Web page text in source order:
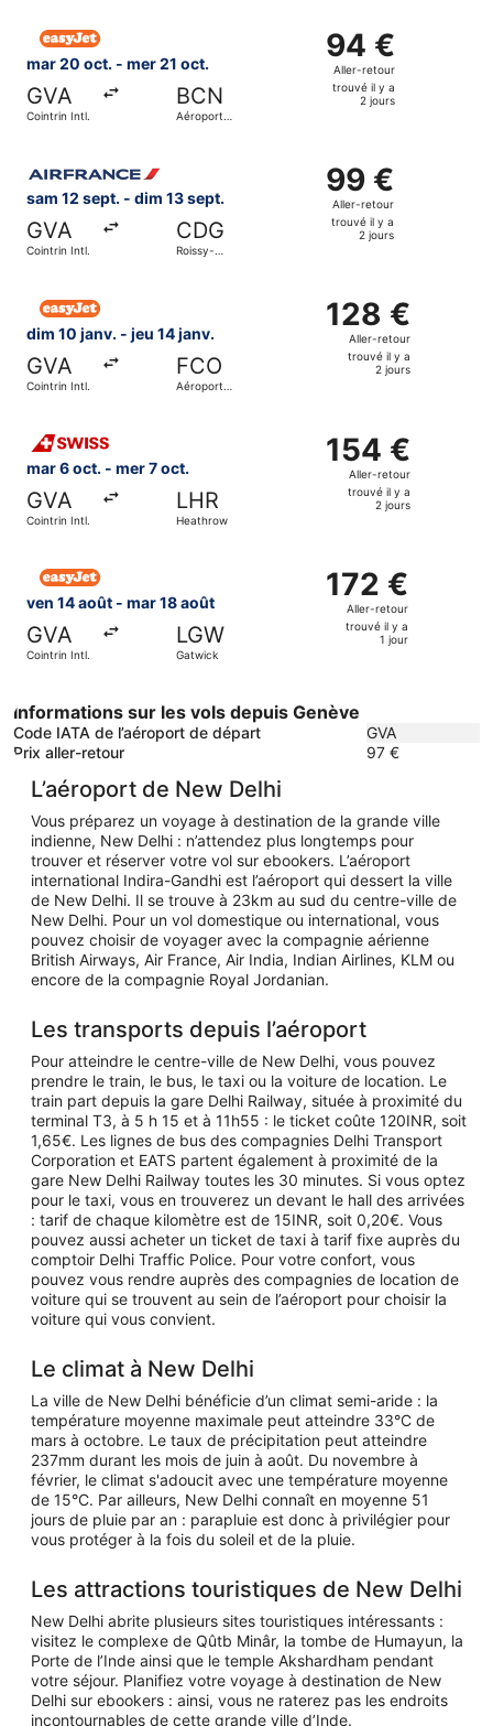
a
2
jours
mar 20 oct. - mer 21 oct.
GVA
Cointrin Intl.
BCN
Aéroport
94 €
Aller-
retour,
trouvé
a
2
jours
94 €
Aller-retour
trouvé il y a
2 jours
Sélectionner le vol easyJet, décollant le mar 20 oct.
sam 12 sept. - dim 13 sept.
GVA
Cointrin Intl.
CDG
Roissy-
99 €
Aller-
retour,
trouvé
a
2
jours
99 €
Aller-retour
trouvé il y a
2 jours
dim 10 janv. - jeu 14 janv.
GVA
Cointrin Intl.
FCO
Aéroport
128 €
Aller-
retour,
trouvé
a
2
jours
128 €
Aller-retour
trouvé il y a
2 jours
mar 6 oct. - mer 7 oct.
GVA
Cointrin Intl.
LHR
Heathrow
154 €
Aller-
retour,
trouvé
a
2
jours
154 €
Aller-retour
trouvé il y a
2 jours
ven 14 août - mar 18 août
GVA
Cointrin Intl.
LGW
Gatwick
172 €
Aller-
retour,
a
172 €
Aller-retour
trouvé il y a
1 jour
Informations sur les vols depuis Genève
Code IATA de l’aéroport de départ
GVA
Prix aller-retour
97 €
L’aéroport de New Delhi
Vous préparez un voyage à destination de la grande ville
indienne, New Delhi : n’attendez plus longtemps pour
trouver et réserver votre vol sur ebookers. L’aéroport
international Indira-Gandhi est l’aéroport qui dessert la ville
de New Delhi. Il se trouve à 23km au sud du centre-ville de
New Delhi. Pour un vol domestique ou international, vous
pouvez choisir de voyager avec la compagnie aérienne
British Airways, Air France, Air India, Indian Airlines, KLM ou
encore de la compagnie Royal Jordanian.
Les transports depuis l’aéroport
Pour atteindre le centre-ville de New Delhi, vous pouvez
prendre le train, le bus, le taxi ou la voiture de location. Le
train part depuis la gare Delhi Railway, située à proximité du
terminal T3, à 5 h 15 et à 11h55 : le ticket coûte 120INR, soit
1,65€. Les lignes de bus des compagnies Delhi Transport
Corporation et EATS partent également à proximité de la
gare New Delhi Railway toutes les 30 minutes. Si vous optez
pour le taxi, vous en trouverez un devant le hall des arrivées
: tarif de chaque kilomètre est de 15INR, soit 0,20€. Vous
pouvez aussi acheter un ticket de taxi à tarif fixe auprès du
comptoir Delhi Traffic Police. Pour votre confort, vous
pouvez vous rendre auprès des compagnies de location de
voiture qui se trouvent au sein de l’aéroport pour choisir la
voiture qui vous convient.
Le climat à New Delhi
La ville de New Delhi bénéficie d’un climat semi-aride : la
température moyenne maximale peut atteindre 33°C de
mars à octobre. Le taux de précipitation peut atteindre
237mm durant les mois de juin à août. Du novembre à
février, le climat s'adoucit avec une température moyenne
de 15°C. Par ailleurs, New Delhi connaît en moyenne 51
jours de pluie par an : parapluie est donc à privilégier pour
vous protéger à la fois du soleil et de la pluie.
Les attractions touristiques de New Delhi
New Delhi abrite plusieurs sites touristiques intéressants :
visitez le complexe de Qûtb Minâr, la tombe de Humayun, la
Porte de l’Inde ainsi que le temple Akshardham pendant
votre séjour. Planifiez votre voyage à destination de New
Delhi sur ebookers : ainsi, vous ne raterez pas les endroits
incontournables de cette grande ville d’Inde.